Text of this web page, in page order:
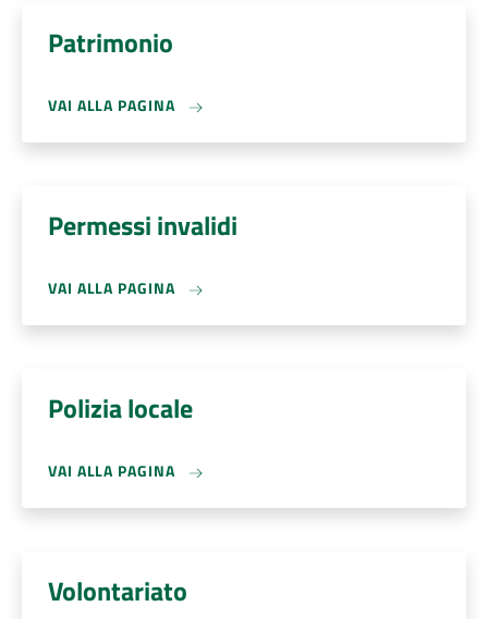
Patrimonio
VAI ALLA PAGINA
Permessi invalidi
VAI ALLA PAGINA
Polizia locale
VAI ALLA PAGINA
Volontariato